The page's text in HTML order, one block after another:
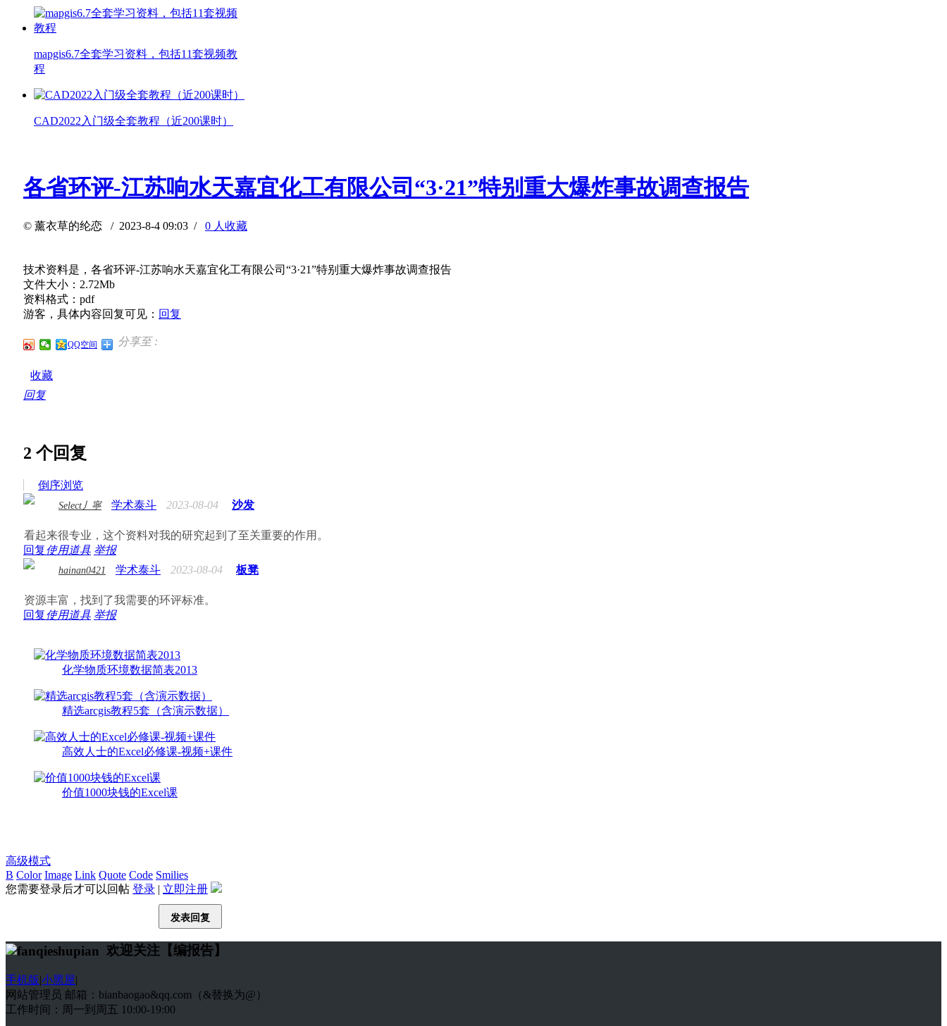
mapgis6.7全套学习资料，包括11套视频教
程
CAD2022入门级全套教程（近200课时）
各省环评-江苏响水天嘉宜化工有限公司“3·21”特别重大爆炸事故调查报告
© 薰衣草的纶恋 / 2023-8-4 09:03 / 0 人收藏
技术资料是，各省环评-江苏响水天嘉宜化工有限公司“3·21”特别重大爆炸事故调查报告
文件大小：2.72Mb
资料格式：pdf
游客，具体内容回复可见： 回复
分享至 :
QQ空间
收藏
回复
2 个回复
倒序浏览
Select丿寧 学术泰斗 2023-08-04 沙发
看起来很专业，这个资料对我的研究起到了至关重要的作用。
回复使用道具 举报
hainan0421 学术泰斗 2023-08-04 板凳
资源丰富，找到了我需要的环评标准。
回复使用道具 举报
化学物质环境数据简表2013
精选arcgis教程5套（含演示数据）
高效人士的Excel必修课-视频+课件
价值1000块钱的Excel课
高级模式
B Color Image Link Quote Code Smilies
您需要登录后才可以回帖 登录 | 立即注册
发表回复
欢迎关注【编报告】
手机版|小黑屋|
网站管理员 邮箱：bianbaogao&qq.com（&替换为@）
工作时间：周一到周五 10:00-19:00